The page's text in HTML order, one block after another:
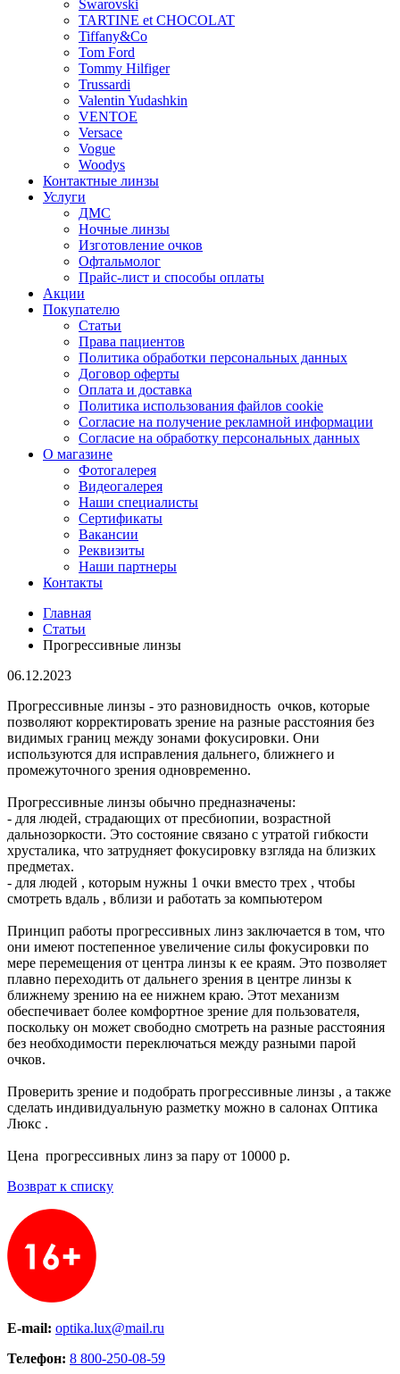
Swarovski
TARTINE et CHOCOLAT
Tiffany&Co
Tom Ford
Tommy Hilfiger
Trussardi
Valentin Yudashkin
VENTOE
Versace
Vogue
Woodys
Контактные линзы
Услуги
ДМС
Ночные линзы
Изготовление очков
Офтальмолог
Прайс-лист и способы оплаты
Акции
Покупателю
Статьи
Права пациентов
Политика обработки персональных данных
Договор оферты
Оплата и доставка
Политика использования файлов cookie
Согласие на получение рекламной информации
Согласие на обработку персональных данных
О магазине
Фотогалерея
Видеогалерея
Наши специалисты
Сертификаты
Вакансии
Реквизиты
Наши партнеры
Контакты
Главная
Статьи
Прогрессивные линзы
06.12.2023
Прогрессивные линзы - это разновидность очков, которые
позволяют корректировать зрение на разные расстояния без
видимых границ между зонами фокусировки. Они
используются для исправления дальнего, ближнего и
промежуточного зрения одновременно.
Прогрессивные линзы обычно предназначены:
- для людей, страдающих от пресбиопии, возрастной
дальнозоркости. Это состояние связано с утратой гибкости
хрусталика, что затрудняет фокусировку взгляда на близких
предметах.
- для людей , которым нужны 1 очки вместо трех , чтобы
смотреть вдаль , вблизи и работать за компьютером
Принцип работы прогрессивных линз заключается в том, что
они имеют постепенное увеличение силы фокусировки по
мере перемещения от центра линзы к ее краям. Это позволяет
плавно переходить от дальнего зрения в центре линзы к
ближнему зрению на ее нижнем краю. Этот механизм
обеспечивает более комфортное зрение для пользователя,
поскольку он может свободно смотреть на разные расстояния
без необходимости переключаться между разными парой
очков.
Проверить зрение и подобрать прогрессивные линзы , а также
сделать индивидуальную разметку можно в салонах Оптика
Люкс .
Цена прогрессивных линз за пару от 10000 р.
Возврат к списку
E-mail: optika.lux@mail.ru
Телефон: 8 800-250-08-59